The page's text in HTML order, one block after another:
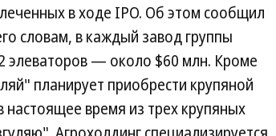
в ходе IPO. Об этом сообщил
словам, в каждый завод группы
элеваторов — около $60 млн. Кроме
планирует приобрести крупяной
время из трех крупяных